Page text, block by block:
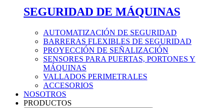
SEGURIDAD DE MÁQUINAS
AUTOMATIZACIÓN DE SEGURIDAD
BARRERAS FLEXIBLES DE SEGURIDAD
PROYECCIÓN DE SEÑALIZACIÓN
SENSORES PARA PUERTAS, PORTONES Y
MÁQUINAS
VALLADOS PERIMETRALES
ACCESORIOS
NOSOTROS
PRODUCTOS